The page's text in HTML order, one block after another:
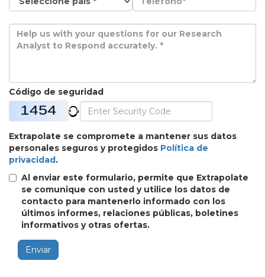
Código de seguridad
Extrapolate se compromete a mantener sus datos
personales seguros y protegidos Política de
privacidad.
Al enviar este formulario, permite que Extrapolate
se comunique con usted y utilice los datos de
contacto para mantenerlo informado con los
últimos informes, relaciones públicas, boletines
informativos y otras ofertas.
Enviar